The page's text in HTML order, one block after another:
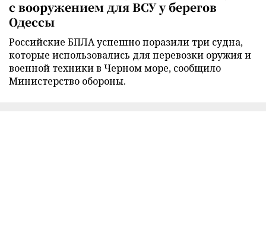
с вооружением для ВСУ у берегов
Одессы
Российские БПЛА успешно поразили три судна,
которые использовались для перевозки оружия и
военной техники в Черном море, сообщило
Министерство обороны.